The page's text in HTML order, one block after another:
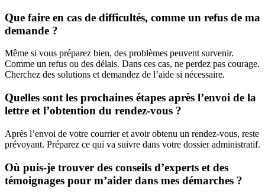
Que faire en cas de difficultés, comme un refus de ma
demande ?
Même si vous préparez bien, des problèmes peuvent survenir.
Comme un refus ou des délais. Dans ces cas, ne perdez pas courage.
Cherchez des solutions et demandez de l’aide si nécessaire.
Quelles sont les prochaines étapes après l’envoi de la
lettre et l’obtention du rendez-vous ?
Après l’envoi de votre courrier et avoir obtenu un rendez-vous, reste
prévoyant. Préparez ce qui va suivre dans votre dossier administratif.
Où puis-je trouver des conseils d’experts et des
témoignages pour m’aider dans mes démarches ?